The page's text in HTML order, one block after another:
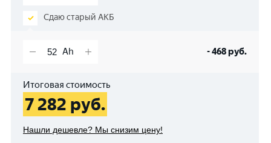
Сдаю старый АКБ
-468руб.
Итоговая стоимость
7 282 руб.
Нашли дешевле? Мы снизим цену!